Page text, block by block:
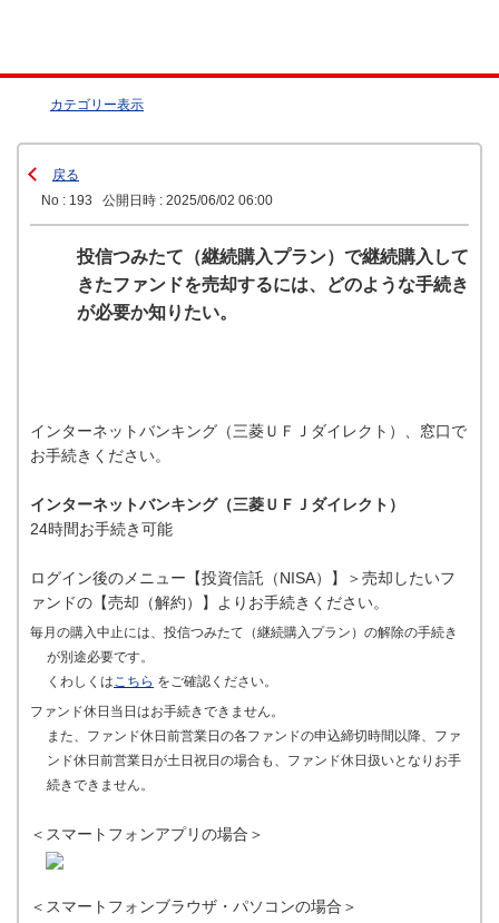
カテゴリー表示
戻る
No : 193
公開日時 : 2025/06/02 06:00
投信つみたて（継続購入プラン）で継続購入して
きたファンドを売却するには、どのような手続き
が必要か知りたい。
インターネットバンキング（三菱ＵＦＪダイレクト）、窓口で
お手続きください。
インターネットバンキング（三菱ＵＦＪダイレクト）
24時間お手続き可能
ログイン後のメニュー【投資信託（NISA）】＞売却したいフ
ァンドの【売却（解約）】よりお手続きください。
毎月の購入中止には、投信つみたて（継続購入プラン）の解除の手続き
が別途必要です。
くわしくは こちら をご確認ください。
ファンド休日当日はお手続きできません。
また、ファンド休日前営業日の各ファンドの申込締切時間以降、ファ
ンド休日前営業日が土日祝日の場合も、ファンド休日扱いとなりお手
続きできません。
＜スマートフォンアプリの場合＞
＜スマートフォンブラウザ・パソコンの場合＞